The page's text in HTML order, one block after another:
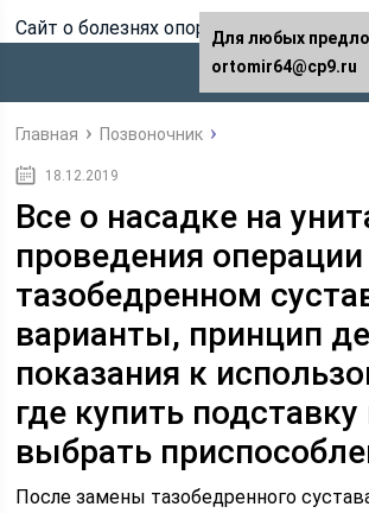
Сайт о болезнях опорно-двигательного
Главная Позвоночник
18.12.2019
Все о насадке на
проведения операции
тазобедренном
варианты, принцип
показания к
где купить подставку
выбрать
После замены тазобедренного
Для любых
ortomir64@cp9.ru